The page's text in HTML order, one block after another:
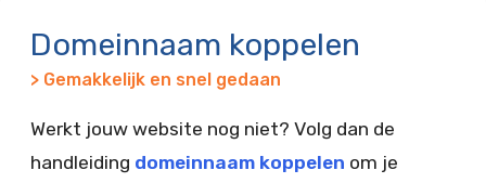
Domeinnaam koppelen
> Gemakkelijk en snel gedaan
Werkt jouw website nog niet? Volg dan de
handleiding domeinnaam koppelen om je